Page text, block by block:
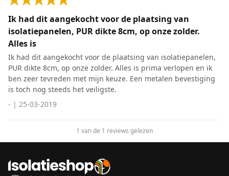
Ik had dit aangekocht voor de plaatsing van
isolatiepanelen, PUR dikte 8cm, op onze zolder.
Alles is
Ik had dit aangekocht voor de plaatsing van isolatiepanelen,
PUR dikte 8cm, op onze zolder. Alles is prima verlopen en ik
ben zeer tevreden met mijn keuze. Een metalen bevestiging
is toch nog steeds het veiligste.
- | 25-03-2019
1 van de 1 reviews gelezen